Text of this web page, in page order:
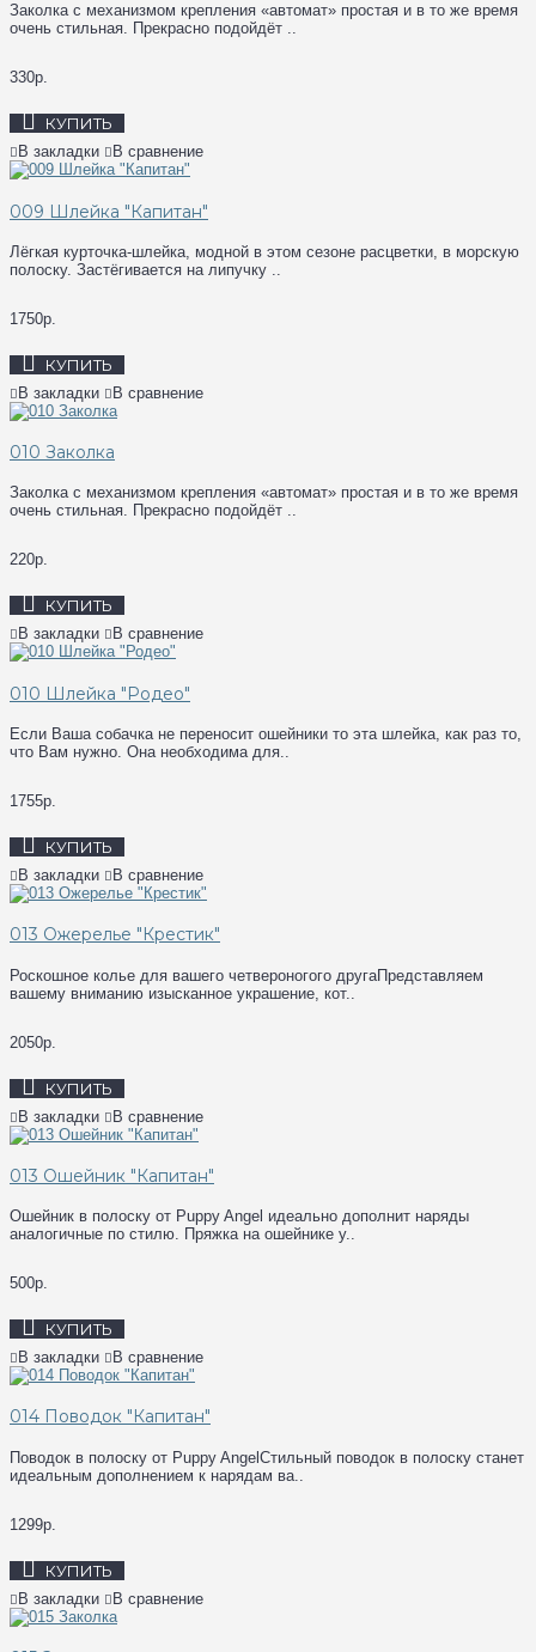
Заколка с механизмом крепления «автомат» простая и в то же время
очень стильная. Прекрасно подойдёт ..
330р.
КУПИТЬ
В закладки В сравнение
009 Шлейка "Капитан"
Лёгкая курточка-шлейка, модной в этом сезоне расцветки, в морскую
полоску. Застёгивается на липучку ..
1750р.
КУПИТЬ
В закладки В сравнение
010 Заколка
Заколка с механизмом крепления «автомат» простая и в то же время
очень стильная. Прекрасно подойдёт ..
220р.
КУПИТЬ
В закладки В сравнение
010 Шлейка "Родео"
Если Ваша собачка не переносит ошейники то эта шлейка, как раз то,
что Вам нужно. Она необходима для..
1755р.
КУПИТЬ
В закладки В сравнение
013 Ожерелье "Крестик"
Роскошное колье для вашего четвероногого другаПредставляем
вашему вниманию изысканное украшение, кот..
2050р.
КУПИТЬ
В закладки В сравнение
013 Ошейник "Капитан"
Ошейник в полоску от Puppy Angel идеально дополнит наряды
аналогичные по стилю. Пряжка на ошейнике у..
500р.
КУПИТЬ
В закладки В сравнение
014 Поводок "Капитан"
Поводок в полоску от Puppy AngelСтильный поводок в полоску станет
идеальным дополнением к нарядам ва..
1299р.
КУПИТЬ
В закладки В сравнение